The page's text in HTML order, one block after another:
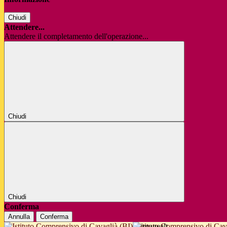
Chiudi
Attendere...
Attendere il completamento dell'operazione...
Chiudi
Chiudi
Conferma
Annulla Conferma